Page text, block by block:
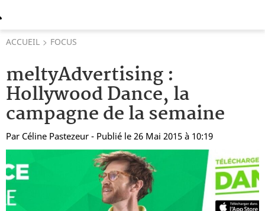
ACCUEIL FOCUS
meltyAdvertising :
Hollywood Dance, la
campagne de la semaine
Par Céline Pastezeur - Publié le 26 Mai 2015 à 10:19